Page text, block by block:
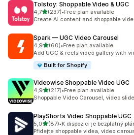
Tolstoy: Shoppable Video & UGC
4,7z 5 hvězd
(237)
Celkový počet recenzí: 237
•Free plan available
Create AI content and shoppable
Spark — UGC Video Carousel
4,9z 5 hvězd
(60)
Celkový počet recenzí: 60
•Free plan available
Add UGC & reels video gallery with
Built for Shopify
Videowise Shoppable Video UGC
4,9z 5 hvězd
(217)
Celkový počet recenzí: 217
•Free plan available
Shoppable Video Carousel, video
PlayShorts Video Shoppable UGC
5,0z 5 hvězd
(87)
Celkový počet recenzí: 87
•K dispozici je bezplatný
Přidejte shoppable videa, video